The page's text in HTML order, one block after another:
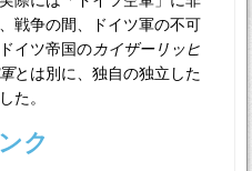
戦争の間、ドイツ軍の不可
イツ帝国のカイザーリッヒ
とは別に、独自の独立した
た。
ク